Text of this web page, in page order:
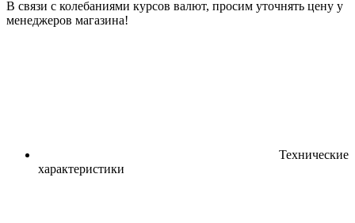
В связи с колебаниями курсов валют, просим уточнять цену у
менеджеров магазина!
Технические
характеристики